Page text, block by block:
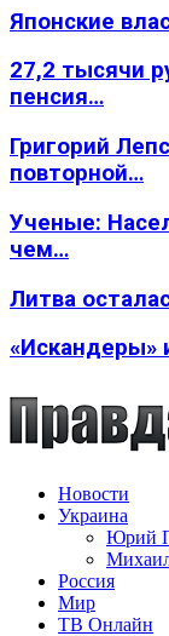
Японские
27,2 тысячи
пенсия…
Григорий
повторной…
Ученые:
чем…
Литва
«Искандеры»
Новости
Украина
Юрий
Россия
Мир
ТВ Онлайн